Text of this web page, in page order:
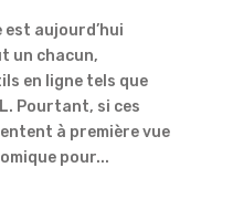
aujourd’hui
un chacun,
en ligne tels que
Pourtant, si ces
à première vue
pour...